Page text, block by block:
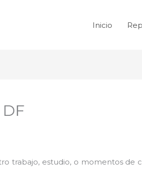
Inicio
trabajo, estudio, o momentos de